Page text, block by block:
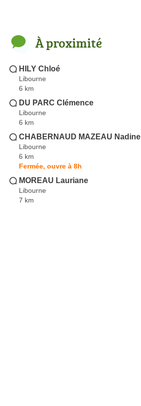
À proximité
HILY Chloé
Libourne
6 km
DU PARC Clémence
Libourne
6 km
CHABERNAUD MAZEAU Nadine
Libourne
6 km
Fermée, ouvre à 8h
MOREAU Lauriane
Libourne
7 km